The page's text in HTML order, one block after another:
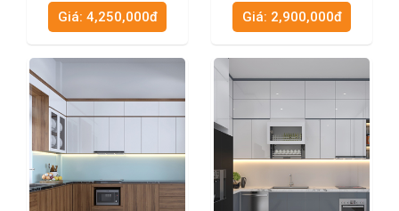
Giá: 4,250,000đ
Giá: 2,900,000đ